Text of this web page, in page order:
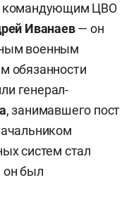
командующим ЦВО
Иванаев— он
военным
обязанности
генерал-
, занимавшего пост
систем стал
он был